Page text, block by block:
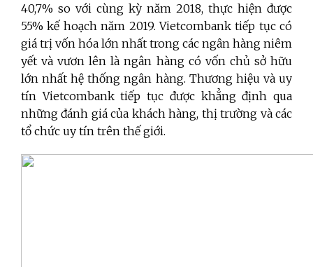
40,7% so với cùng kỳ năm 2018, thực hiện được
55% kế hoạch năm 2019. Vietcombank tiếp tục có
giá trị vốn hóa lớn nhất trong các ngân hàng niêm
yết và vươn lên là ngân hàng có vốn chủ sở hữu
lớn nhất hệ thống ngân hàng. Thương hiệu và uy
tín Vietcombank tiếp tục được khẳng định qua
những đánh giá của khách hàng, thị trường và các
tổ chức uy tín trên thế giới.